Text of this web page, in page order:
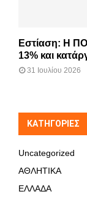
Εστίαση: Η
13% και
31 Ιουλίου 2026
KΑΤΗΓΟΡΊΕΣ
Uncategorized
ΑΘΛΗΤΙΚΑ
ΕΛΛΑΔΑ